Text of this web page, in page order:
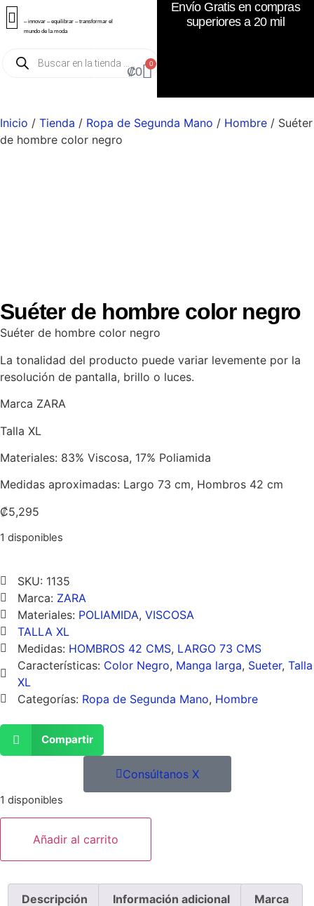
– innovar – equilibrar – transformar el
mundo de la moda
₡0
0
Envío Gratis en compras
superiores a 20 mil
Inicio / Tienda / Ropa de Segunda Mano / Hombre / Suéter
de hombre color negro
Suéter de hombre color negro
Suéter de hombre color negro
La tonalidad del producto puede variar levemente por la
resolución de pantalla, brillo o luces.
Marca ZARA
Talla XL
Materiales: 83% Viscosa, 17% Poliamida
Medidas aproximadas: Largo 73 cm, Hombros 42 cm
₡5,295
1 disponibles
SKU: 1135
Marca: ZARA
Materiales: POLIAMIDA, VISCOSA
TALLA XL
Medidas: HOMBROS 42 CMS, LARGO 73 CMS
Características: Color Negro, Manga larga, Sueter, Talla
XL
Categorías: Ropa de Segunda Mano, Hombre
Compartir
Consúltanos X
1 disponibles
Añadir al carrito
Descripción Información adicional Marca